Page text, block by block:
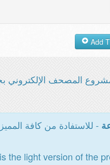
المصحف الإلكتروني
- للاستفادة من كافة
the light version of the